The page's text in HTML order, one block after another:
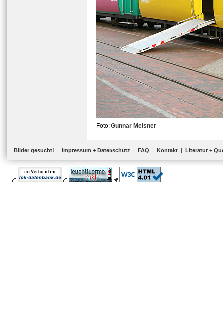
Foto: Gunnar Meisner
Bilder gesucht! | Impressum + Datenschutz | FAQ | Kontakt | Literatur +